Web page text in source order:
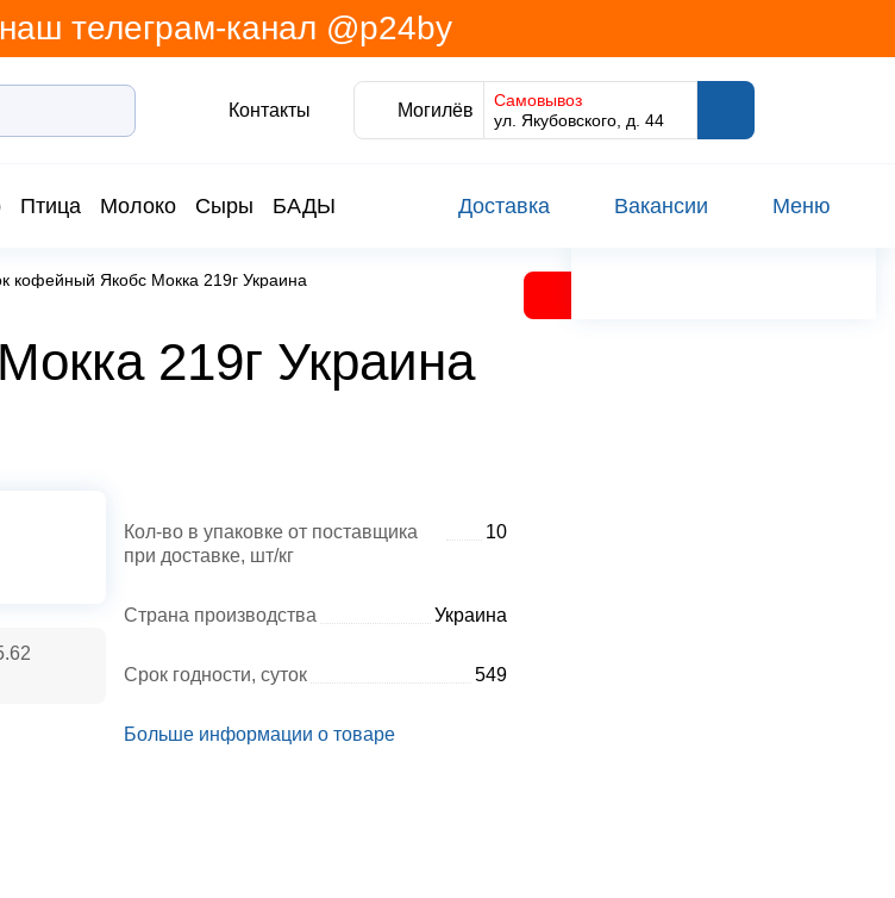
телеграм-канал @p24by
Контакты Могилёв
Самовывоз
ул. Якубовского, д. 44
Птица Молоко Сыры БАДЫ Доставка Вакансии Меню
кофейный Якобс Мокка 219г Украина
219г Украина
Кол-во в упаковке от поставщика
при доставке, шт/кг
10
Страна производства Украина
Срок годности, суток 549
Больше информации о товаре